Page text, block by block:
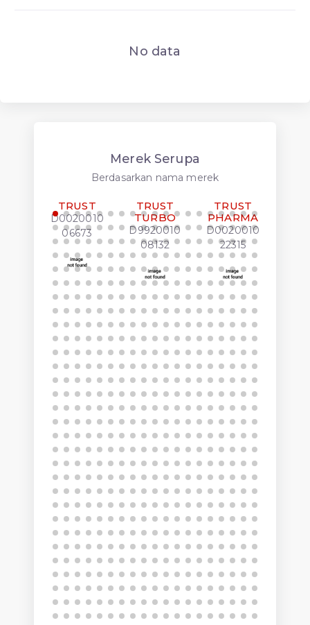
No data
Merek Serupa
Berdasarkan nama merek
TRUST
D0020010
06673
TRUST
TURBO
D9920010
08132
TRUST
PHARMA
D0020010
22315